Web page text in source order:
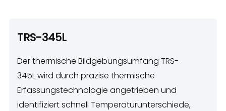
slovenský
Español
TRS-345L
Der thermische Bildgebungsumfang TRS-
345L wird durch präzise thermische
Erfassungstechnologie angetrieben und
identifiziert schnell Temperaturunterschiede,